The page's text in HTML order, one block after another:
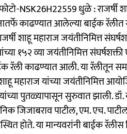
NSK26H22559 धुळे : राजर्षी
काढण्यात आलेल्या बाईक
शाहू महाराज जयंतीनिमित्त
१५२ व्या जयंतीनिमित्त
रॅली काढण्यात आली. या रॅलीतून
महाराज यांच्या जयंतीनिमित्त
पुतळ्यापासून सुरुवात झाली.
जिजाबराव पाटील, एम. एच.
होते. या मान्यवरांनी बाईक